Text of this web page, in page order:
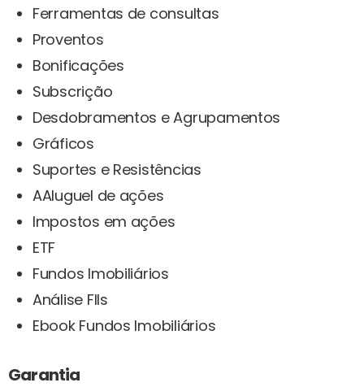
Ferramentas de consultas
Proventos
Bonificações
Subscrição
Desdobramentos e Agrupamentos
Gráficos
Suportes e Resistências
AAluguel de ações
Impostos em ações
ETF
Fundos Imobiliários
Análise FIIs
Ebook Fundos Imobiliários
Garantia